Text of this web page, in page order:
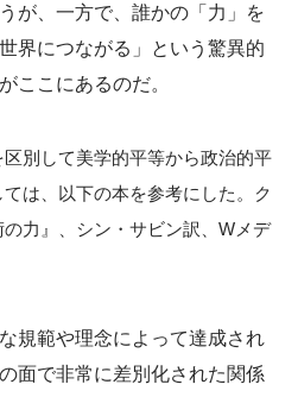
が、一方で、誰かの「力」を
界につながる」という驚異的
ここにあるのだ。
別して美学的平等から政治的平
は、以下の本を参考にした。ク
力』、シン・サビン訳、Wメデ
規範や理念によって達成され
面で非常に差別化された関係